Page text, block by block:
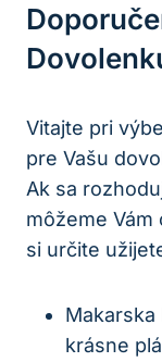
Vitajte pri
pre Vašu
Ak sa
môžeme Vám
si určite⁢
Makarska
krásne⁣